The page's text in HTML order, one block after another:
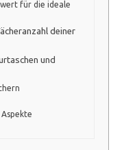
für die ideale
deiner
und